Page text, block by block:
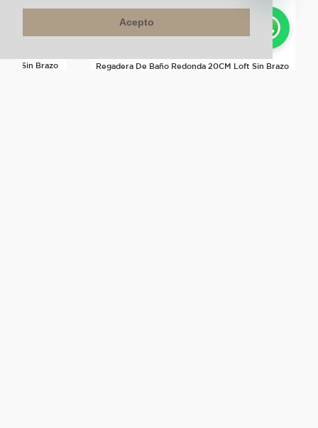
Acepto
Sin Brazo
Regadera De Baño Redonda 20CM Loft Sin Brazo